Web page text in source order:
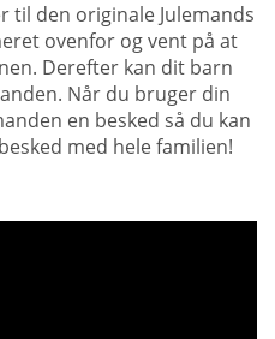
til den originale Julemands
ovenfor og vent på at
Derefter kan dit barn
Når du bruger din
en besked så du kan
med hele familien!